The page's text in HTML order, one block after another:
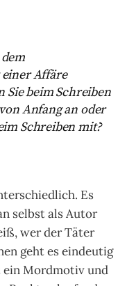
Affäre
Sie beim Schreiben
Anfang an oder
Schreiben mit?
Es
selbst als Autor
wer der Täter
geht es eindeutig
ein Mordmotiv und